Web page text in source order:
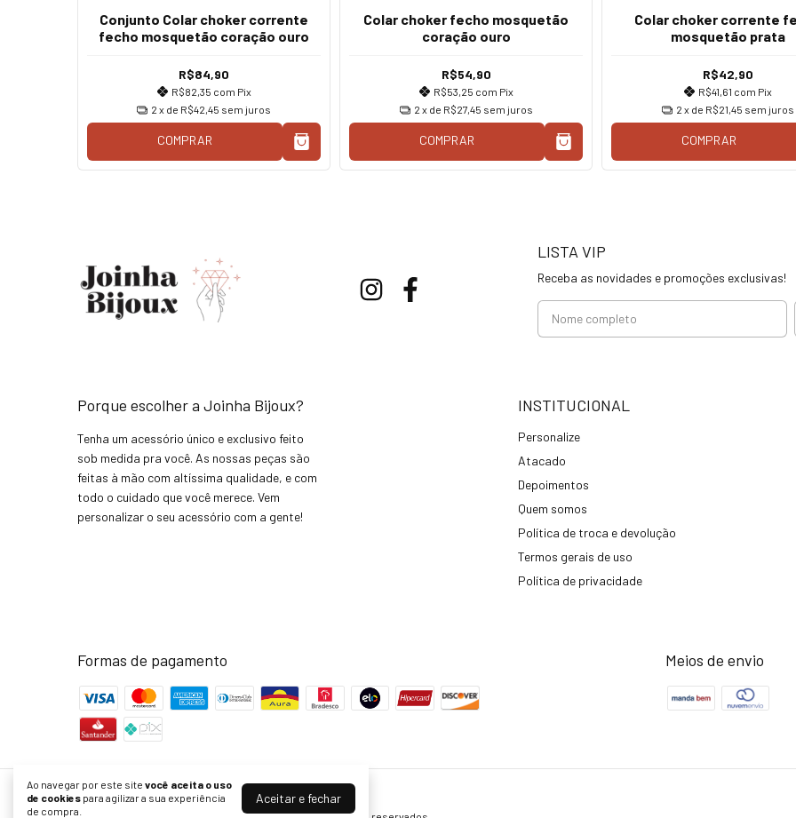
Ao navegar por este site você aceita o uso
de cookies para agilizar a sua experiência
de compra.
Aceitar e fechar
Conjunto Colar choker corrente
fecho mosquetão coração ouro
R$84,90
R$82,35 com Pix
2 x de R$42,45 sem juros
COMPRAR
Colar choker fecho mosquetão
coração ouro
R$54,90
R$53,25 com Pix
2 x de R$27,45 sem juros
COMPRAR
Colar choker corrente
mosquetão prata
R$42,90
R$41,61 com Pix
2 x de R$21,45 sem juros
COMPRAR
LISTA VIP
Receba as novidades e promoções exclusivas!
Porque escolher a Joinha Bijoux?
Tenha um acessório único e exclusivo feito
sob medida pra você. As nossas peças são
feitas à mão com altíssima qualidade, e com
todo o cuidado que você merece. Vem
personalizar o seu acessório com a gente!
INSTITUCIONAL
Personalize
Atacado
Depoimentos
Quem somos
Política de troca e devolução
Termos gerais de uso
Política de privacidade
Formas de pagamento Meios de envio
Acessórios com personalidade - Loja Joinha Bijoux